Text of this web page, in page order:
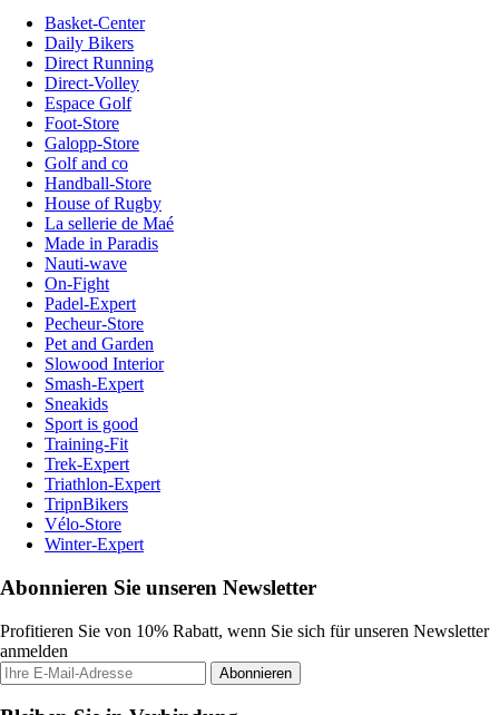
Basket-Center
Daily Bikers
Direct Running
Direct-Volley
Espace Golf
Foot-Store
Galopp-Store
Golf and co
Handball-Store
House of Rugby
La sellerie de Maé
Made in Paradis
Nauti-wave
On-Fight
Padel-Expert
Pecheur-Store
Pet and Garden
Slowood Interior
Smash-Expert
Sneakids
Sport is good
Training-Fit
Trek-Expert
Triathlon-Expert
TripnBikers
Vélo-Store
Winter-Expert
Abonnieren Sie unseren Newsletter
Profitieren Sie von 10% Rabatt, wenn Sie sich für unseren Newsletter
anmelden
Abonnieren